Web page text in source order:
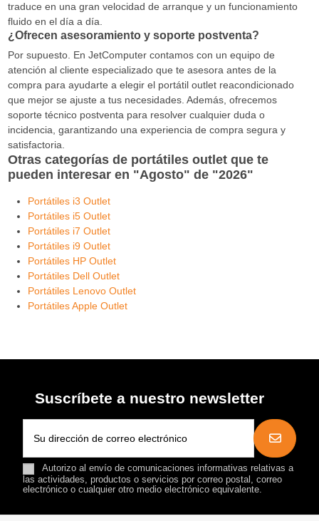
traduce en una gran velocidad de arranque y un funcionamiento
fluido en el día a día.
¿Ofrecen asesoramiento y soporte postventa?
Por supuesto. En JetComputer contamos con un equipo de
atención al cliente especializado que te asesora antes de la
compra para ayudarte a elegir el portátil outlet reacondicionado
que mejor se ajuste a tus necesidades. Además, ofrecemos
soporte técnico postventa para resolver cualquier duda o
incidencia, garantizando una experiencia de compra segura y
satisfactoria.
Otras categorías de portátiles outlet que te
pueden interesar en "Agosto" de "2026"
Portátiles i3 Outlet
Portátiles i5 Outlet
Portátiles i7 Outlet
Portátiles i9 Outlet
Portátiles HP Outlet
Portátiles Dell Outlet
Portátiles Lenovo Outlet
Portátiles Apple Outlet
Suscríbete a nuestro newsletter
Autorizo al envío de comunicaciones informativas relativas a
las actividades, productos o servicios por correo postal, correo
electrónico o cualquier otro medio electrónico equivalente.